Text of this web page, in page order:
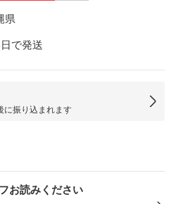
県
で発送
に振り込まれます
お読みください